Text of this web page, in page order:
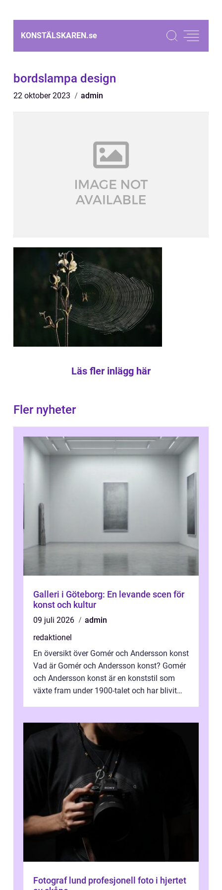
KONSTÄLSKAREN.se
bordslampa design
22 oktober 2023 admin
Läs fler inlägg här
Fler nyheter
Galleri i Göteborg: En levande scen för
konst och kultur
09 juli 2026
admin
redaktionel
En översikt över Gomér och Andersson konst
Vad är Gomér och Andersson konst? Gomér
och Andersson konst är en konststil som
växte fram under 1900-talet och har blivit
Fotograf lund profesjonell foto i hjertet